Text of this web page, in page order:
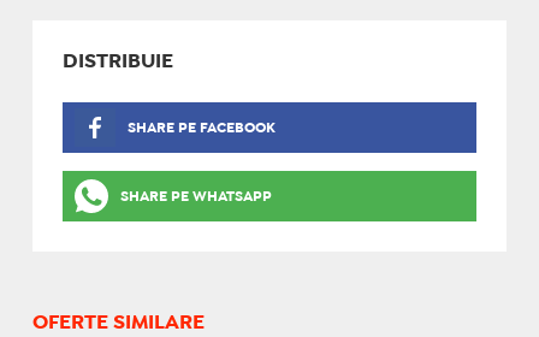
DISTRIBUIE
SHARE PE FACEBOOK
SHARE PE WHATSAPP
OFERTE SIMILARE